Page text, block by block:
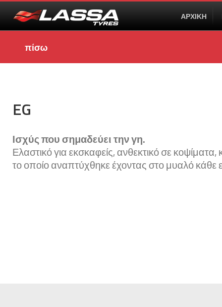
ΑΡΧΙΚΗ
πίσω
EG
Ισχύς που σημαδεύει την γη.
Ελαστικό για εκσκαφείς, ανθεκτικό σε
το οποίο αναπτύχθηκε έχοντας στο μυαλό κάθε